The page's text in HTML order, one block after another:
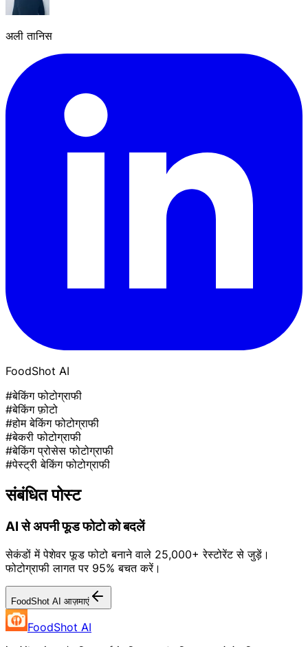
अली तानिस
FoodShot AI
#बेकिंग फोटोग्राफी
#बेकिंग फ़ोटो
#होम बेकिंग फोटोग्राफी
#बेकरी फोटोग्राफी
#बेकिंग प्रोसेस फोटोग्राफी
#पेस्ट्री बेकिंग फोटोग्राफी
संबंधित पोस्ट
AI से अपनी फूड फोटो को बदलें
सेकंडों में पेशेवर फूड फोटो बनाने वाले 25,000+ रेस्टोरेंट से जुड़ें।
फोटोग्राफी लागत पर 95% बचत करें।
FoodShot AI आज़माएं
FoodShot AI